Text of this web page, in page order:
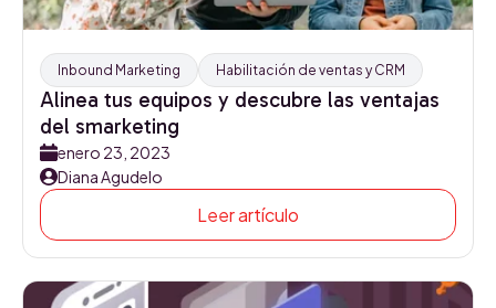
Inbound Marketing Habilitación de ventas y CRM
Alinea tus equipos y descubre las ventajas
del smarketing
enero 23, 2023
Diana Agudelo
Leer artículo